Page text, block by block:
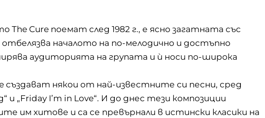
The Cure поемат след 1982 г., е ясно загатната със
отбелязва началото на по-мелодично и достъпно
аудиторията на групата и ѝ носи по-широка
създават някои от най-известните си песни, сред
и „Friday I’m in Love“. И до днес тези композиции
им хитове и са се превърнали в истински класики на